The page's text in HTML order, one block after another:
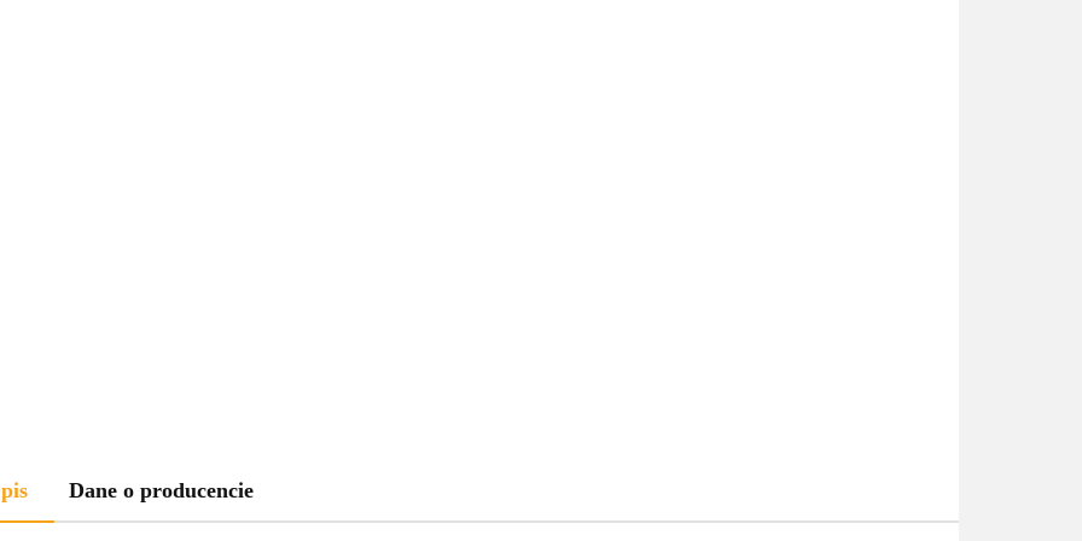
Dane o producencie